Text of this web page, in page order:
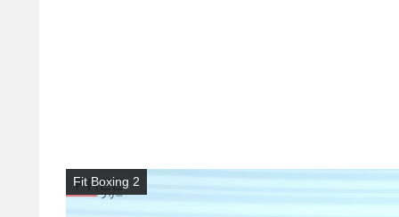
Fit Boxing 2